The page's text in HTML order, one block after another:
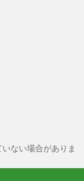
ない場合がありま